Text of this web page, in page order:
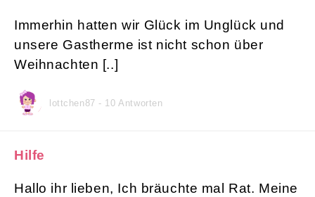
Immerhin hatten wir Glück im Unglück und
unsere Gastherme ist nicht schon über
Weihnachten [..]
lottchen87 - 10 Antworten
Hilfe
Hallo ihr lieben, Ich bräuchte mal Rat. Meine